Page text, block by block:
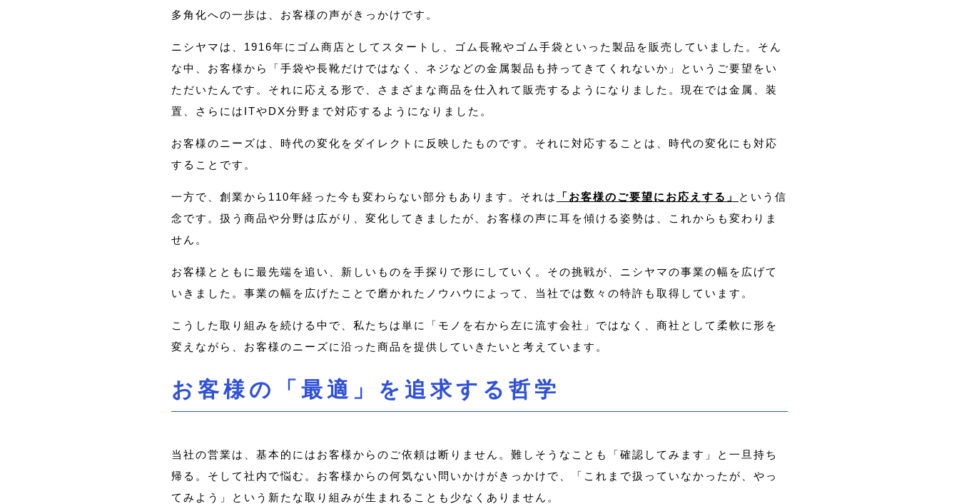
多角化への一歩は、お客様の声がきっかけです。
ニシヤマは、1916年にゴム商店としてスタートし、ゴム長靴やゴム手袋といった製品を販売していました。そん
な中、お客様から「手袋や長靴だけではなく、ネジなどの金属製品も持ってきてくれないか」というご要望をい
ただいたんです。それに応える形で、さまざまな商品を仕入れて販売するようになりました。現在では金属、装
置、さらにはITやDX分野まで対応するようになりました。
お客様のニーズは、時代の変化をダイレクトに反映したものです。それに対応することは、時代の変化にも対応
することです。
一方で、創業から110年経った今も変わらない部分もあります。それは 「お客様のご要望にお応えする」
という信
念です。扱う商品や分野は広がり、変化してきましたが、お客様の声に耳を傾ける姿勢は、これからも変わりま
せん。
お客様とともに最先端を追い、新しいものを手探りで形にしていく。その挑戦が、ニシヤマの事業の幅を広げて
いきました。事業の幅を広げたことで磨かれたノウハウによって、当社では数々の特許も取得しています。
こうした取り組みを続ける中で、私たちは単に「モノを右から左に流す会社」ではなく、商社として柔軟に形を
変えながら、お客様のニーズに沿った商品を提供していきたいと考えています。
お客様の「最適」を追求する哲学
当社の営業は、基本的にはお客様からのご依頼は断りません。難しそうなことも「確認してみます」と一旦持ち
帰る。そして社内で悩む。お客様からの何気ない問いかけがきっかけで、「これまで扱っていなかったが、やっ
てみよう」という新たな取り組みが生まれることも少なくありません。